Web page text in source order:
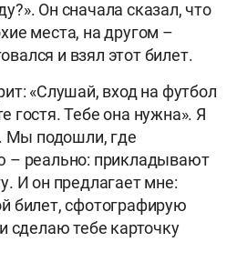
Он сначала сказал, что
места, на другом –
и взял этот билет.
«Слушай, вход на футбол
гостя. Тебе она нужна». Я
Мы подошли, где
– реально: прикладывают
И он предлагает мне:
билет, сфотографирую
сделаю тебе карточку